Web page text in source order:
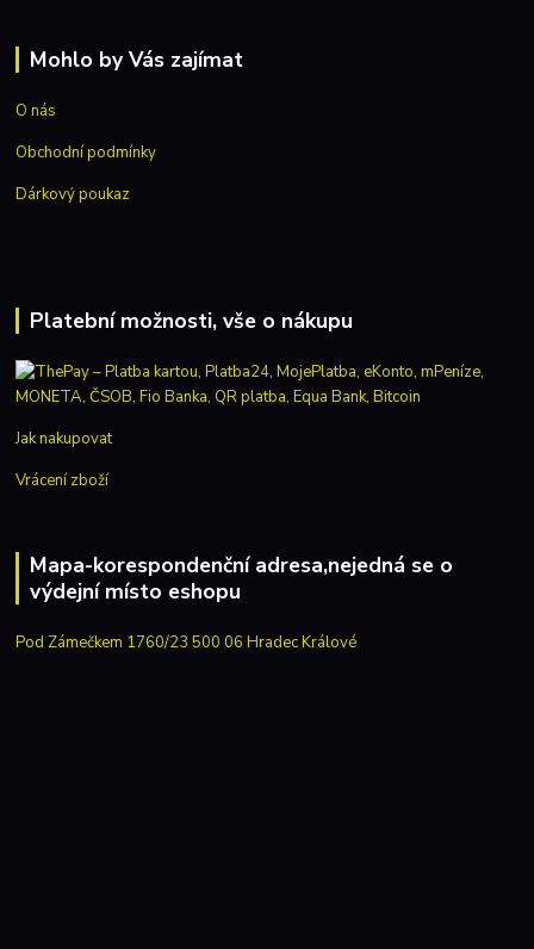
Mohlo by Vás zajímat
O nás
Obchodní podmínky
Dárkový poukaz
Platební možnosti, vše o nákupu
Jak nakupovat
Vrácení zboží
Mapa-korespondenční adresa,nejedná se o
výdejní místo eshopu
Pod Zámečkem 1760/23 500 06 Hradec Králové